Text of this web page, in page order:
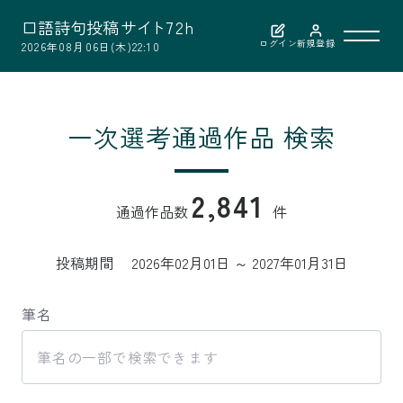
口語詩句投稿サイト72h
2026年08月06日(木)22:10 ログイン新規登録
お問い合わせ
一次選考通過作品 検索
通過作品数 2,841 件
投稿期間 2026年02月01日 ～ 2027年01月31日
筆名